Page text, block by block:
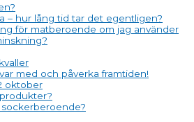
– hur lång tid tar det egentligen?
för matberoende om jag använder
med och påverka framtiden!
oktober